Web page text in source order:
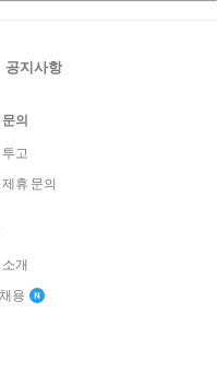
공지사항
의
고
휴 문의
개
용